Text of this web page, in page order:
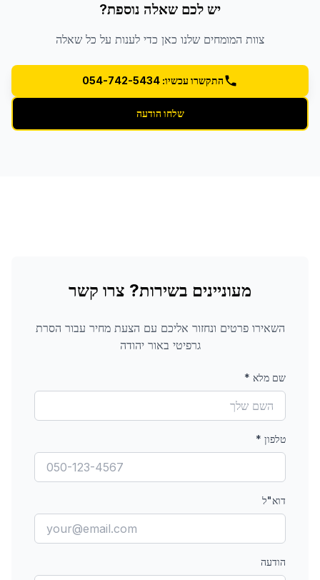
יש לכם שאלה נוספת?
צוות המומחים שלנו כאן כדי לענות על כל שאלה
התקשרו עכשיו: 054-742-5434
שלחו הודעה
מעוניינים בשירות? צרו קשר
השאירו פרטים ונחזור אליכם עם הצעת מחיר עבור הסרת
גרפיטי באור יהודה
שם מלא *
טלפון *
דוא"ל
הודעה